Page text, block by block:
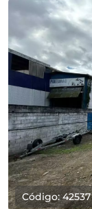
Código: 42537